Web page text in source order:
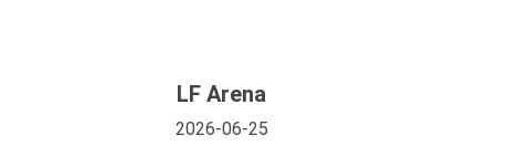
LF Arena
2026-06-25